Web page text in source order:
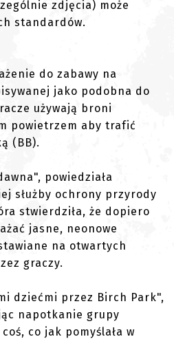
zdjęcia) może
standardów.
do zabawy na
jako podobna do
używają broni
powietrzem aby trafić
(BB).
powiedziała
służby ochrony przyrody
stwierdziła, że dopiero
jasne, neonowe
na otwartych
graczy.
dziećmi przez Birch Park",
napotkanie grupy
co jak pomyślała w